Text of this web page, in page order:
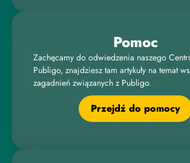
Pomoc
Zachęcamy do odwiedzenia naszego
Publigo, znajdziesz tam artykuły na temat
zagadnień związanych z Publigo.
Przejdź do pomocy